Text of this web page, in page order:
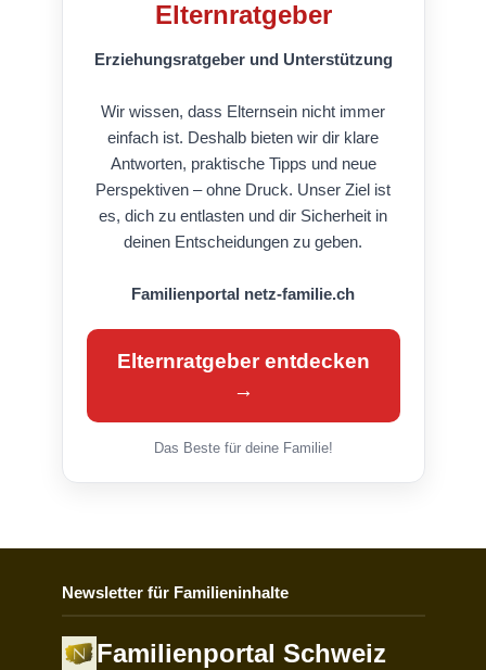
Elternratgeber
Erziehungsratgeber und Unterstützung
Wir wissen, dass Elternsein nicht immer
einfach ist. Deshalb bieten wir dir klare
Antworten, praktische Tipps und neue
Perspektiven – ohne Druck. Unser Ziel ist
es, dich zu entlasten und dir Sicherheit in
deinen Entscheidungen zu geben.
Familienportal netz-familie.ch
Elternratgeber entdecken
→
Das Beste für deine Familie!
Newsletter für Familieninhalte
Familienportal Schweiz